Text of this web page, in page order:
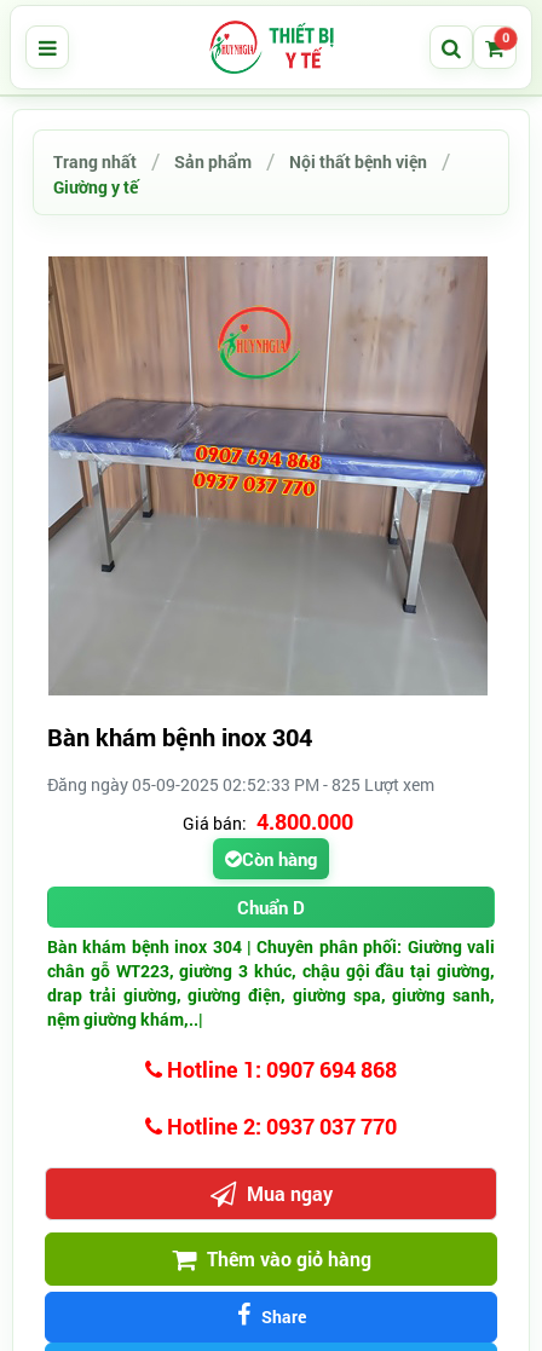
0
Trang nhất Sản phẩm
Nội thất bệnh viện
Giường y tế
Bàn khám bệnh inox 304
Đăng ngày 05-09-2025 02:52:33 PM - 825 Lượt xem
Giá bán: 4.800.000
Còn hàng
Chuẩn D
Bàn khám bệnh inox 304 | Chuyên phân phối: Giường vali
chân gỗ WT223, giường 3 khúc, chậu gội đầu tại giường,
drap trải giường, giường điện, giường spa, giường sanh,
nệm giường khám,..|
Hotline 1: 0907 694 868
Hotline 2: 0937 037 770
Mua ngay
Thêm vào giỏ hàng
Share